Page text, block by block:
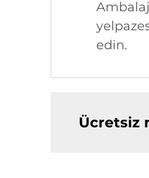
edin.
Ücretsiz